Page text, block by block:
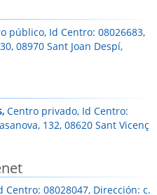
público, Id Centro: 08026683,
08970 Sant Joan Despí,
Centro privado, Id Centro:
132, 08620 Sant Vicenç
Centro: 08028047, Dirección: c.